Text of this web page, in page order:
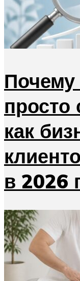
Почему
просто
как
в 2026